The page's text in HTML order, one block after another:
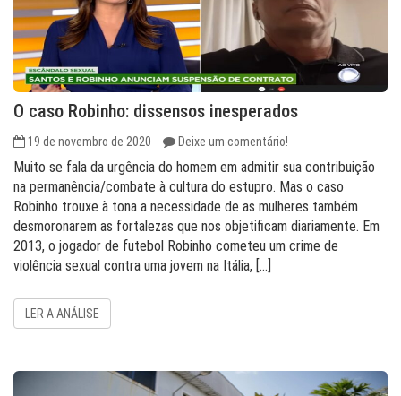
O caso Robinho: dissensos inesperados
19 de novembro de 2020 Deixe um comentário!
Muito se fala da urgência do homem em admitir sua contribuição
na permanência/combate à cultura do estupro. Mas o caso
Robinho trouxe à tona a necessidade de as mulheres também
desmoronarem as fortalezas que nos objetificam diariamente. Em
2013, o jogador de futebol Robinho cometeu um crime de
violência sexual contra uma jovem na Itália, […]
LER A ANÁLISE